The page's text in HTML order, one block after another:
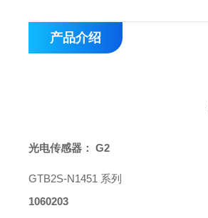
产品介绍
光电传感器： G2
GTB2S-N1451 系列
1060203